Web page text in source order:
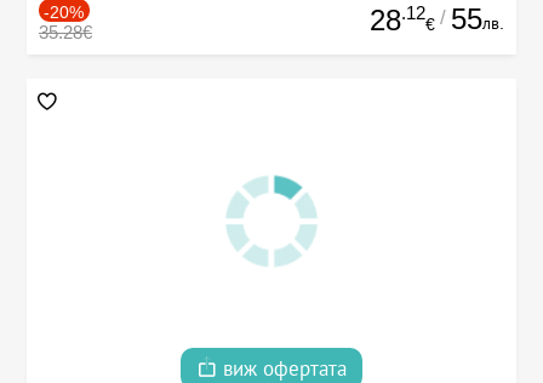
-20%
35.28€ 28.12
€ / 55лв.
виж офертата